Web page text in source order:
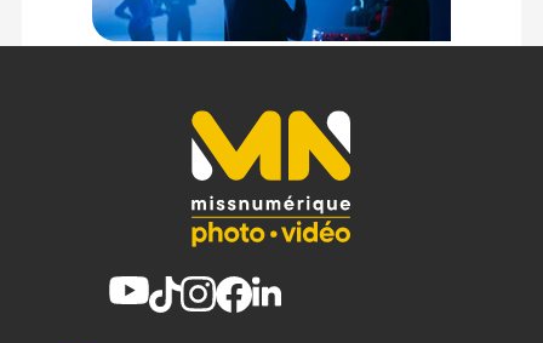
Offre valable jusqu'au 07-08-2026 inclus.
(1) Offre valable jusqu'au 31 Décembre 2030 à partir de 49 euros
d'achat, sur la base d'une expédition Chronopost 24H vers un point
relais situé en France continentale uniquement, valable uniquement
sur les produits de moins de 1m et moins de 20Kg.
(3) Nombre de points Fidélité estimés, hors remises au panier, basé
sur le prix TTC en €, les points seront effectivement calculés dans le